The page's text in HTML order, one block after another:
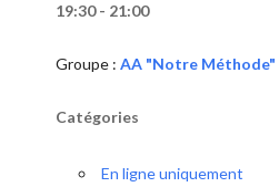
19:30 - 21:00
Groupe : AA "Notre Méthode"
Catégories
En ligne uniquement